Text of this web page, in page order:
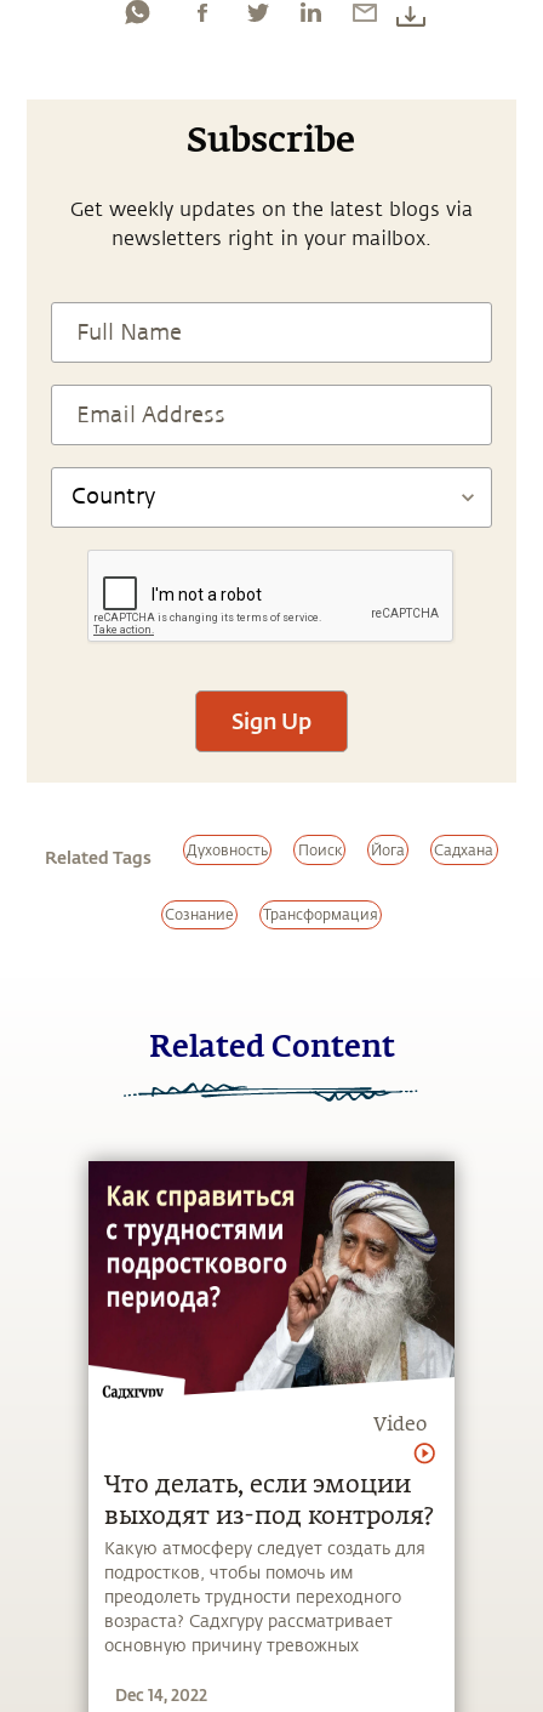
Subscribe
Get weekly updates on the latest blogs via
newsletters right in your mailbox.
Sign Up
Related Tags Духовность Поиск Йога Садхана
Сознание Трансформация
Related Content
Video
Что делать, если эмоции
выходят из-под контроля?
Какую атмосферу следует создать для
подростков, чтобы помочь им
преодолеть трудности переходного
возраста? Садхгуру рассматривает
основную причину тревожных
предлагает йогический выход из этого
Dec 14, 2022